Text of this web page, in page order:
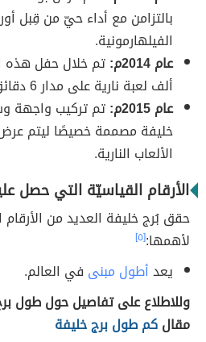
بالتزامن مع أداء حيّ من قِبل
الفيلهارمونية.
عام 2014م:
ألف لعبة نارية على مدار 6 دقائق متواصلة.
عام 2015م:
خليفة مصممة خصيصًا ليتم
الألعاب النارية.
الأرقام القياسيّة التي حصل
حقق بُرج خليفة العديد من الأرقام
لأهمها:[٥]
يعدأطول مبنى في العالم.
وللاطلاع على تفاصيل حول طول
مقالكم طول برج خليفة